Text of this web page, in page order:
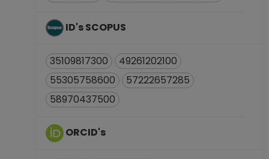
Centro de
Investigaciones en
Geografía
ID's SCOPUS
35109817300
49261202100
55305758600
57222657285
58970437500
ORCID's